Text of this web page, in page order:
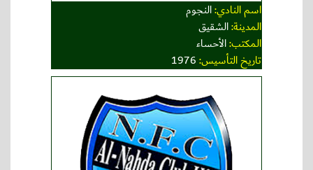
اسم النادي:النجوم
المدينة:الشقيق
المكتب:الأحساء
تاريخ التأسيس:1976